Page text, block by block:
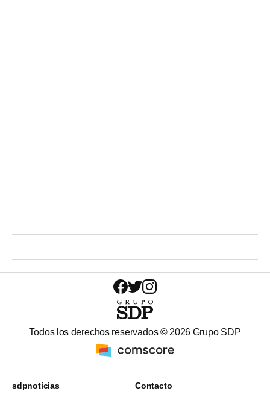
Todos los derechos reservados © 2026 Grupo SDP
sdpnoticias Contacto